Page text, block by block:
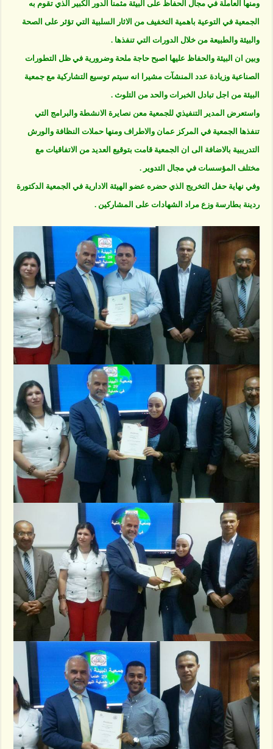
ومنها العاملة في مجال الحفاظ على البيئة مثمنا الدور الكبير الذي تقوم به
الجمعية في التوعية باهمية التخفيف من الاثار السلبية التي تؤثر على الصحة
والبيئة والطبيعة من خلال الدورات التي تنفذها .
وبين ان البيئة والحفاظ عليها اصبح حاجة ملحة وضرورية في ظل التطورات
الصناعية وزيادة عدد المنشآت مشيرا انه سيتم توسيع التشاركية مع جمعية
البيئة من اجل تبادل الخبرات والحد من التلوث .
واستعرض المدير التنفيذي للجمعية معن نصايرة الانشطة والبرامج التي
تنفذها الجمعية في المركز عمان والاطراف ومنها حملات النظافة والورش
التدريبية بالاضافة الى ان الجمعية قامت بتوقيع العديد من الاتفاقيات مع
مختلف المؤسسات في مجال التدوير .
وفي نهاية حفل التخريج الذي حضره عضو الهيئة الادارية في الجمعية الدكتورة
ردينة بطارسة وزع مراد الشهادات على المشاركين .